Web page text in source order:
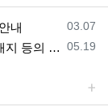
등록일
03.07
내
등록일
05.19
제21대 대통령선거 재외투표소의 명칭 및 소재지 등의 공고/올랜도 제외 투표소